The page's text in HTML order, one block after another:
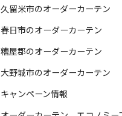
久留米市のオーダーカーテン
春日市のオーダーカーテン
糟屋郡のオーダーカーテン
大野城市のオーダーカーテン
キャンペーン情報